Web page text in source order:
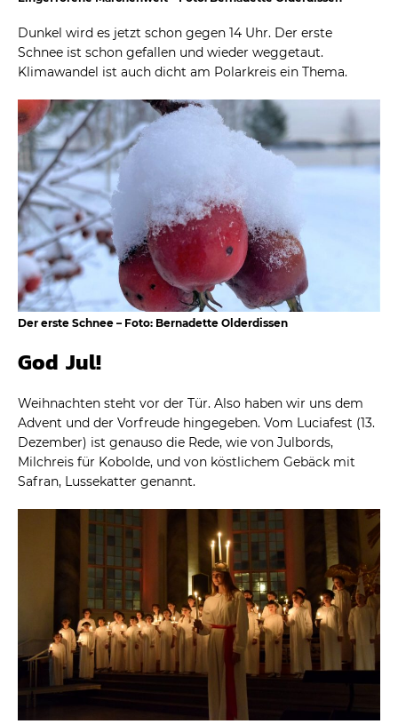
Dunkel wird es jetzt schon gegen 14 Uhr. Der erste
Schnee ist schon gefallen und wieder weggetaut.
Klimawandel ist auch dicht am Polarkreis ein Thema.
Der erste Schnee – Foto: Bernadette Olderdissen
God Jul!
Weihnachten steht vor der Tür. Also haben wir uns dem
Advent und der Vorfreude hingegeben. Vom Luciafest (13.
Dezember) ist genauso die Rede, wie von Julbords,
Milchreis für Kobolde, und von köstlichem Gebäck mit
Safran, Lussekatter genannt.